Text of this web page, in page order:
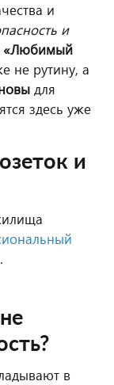
и
и
«Любимый
не рутину, а
для
здесь уже
и
в